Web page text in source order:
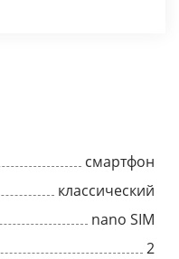
смартфон
классический
nano SIM
2